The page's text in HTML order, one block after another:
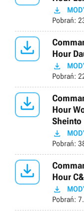

Pobrań:

Hour

Pobrań:

Hour
Sheinto

Pobrań:

Hour

Pobrań: